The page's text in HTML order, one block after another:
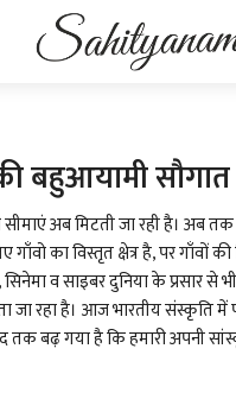
बहुआयामी सौगात
अब मिटती जा रही है। अब
का विस्तृत क्षेत्र है, पर गाँवों
सिनेमा व साइबर दुनिया के प्रसार से
जा रहा है। आज भारतीय संस्कृति में
बढ़ गया है कि हमारी अपनी